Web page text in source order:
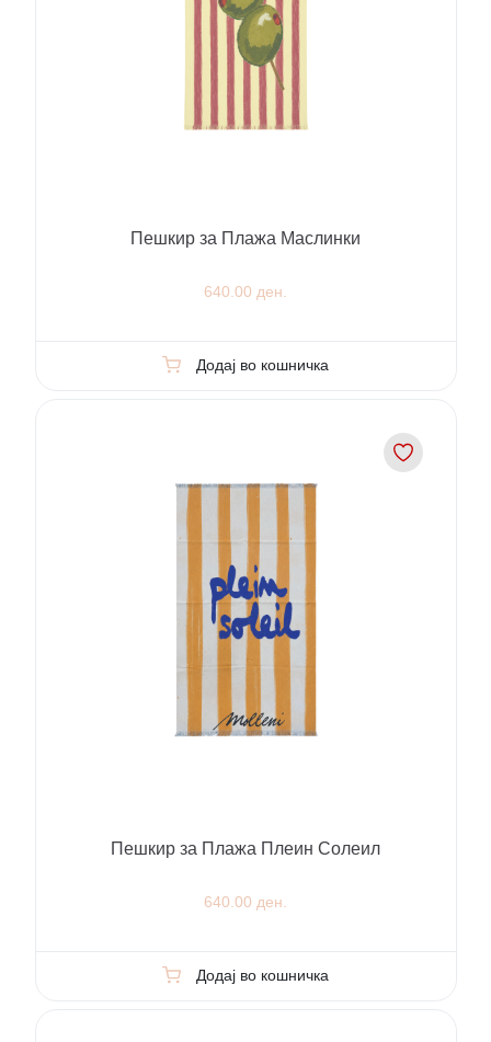
Пешкир за Плажа Маслинки
640.00 ден.
Додај во кошничка
Пешкир за Плажа Плеин Солеил
640.00 ден.
Додај во кошничка